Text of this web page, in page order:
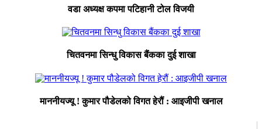
वडा अध्यक्ष कपमा पटिहानी टोल विजयी
चितवनमा सिन्धु विकास बैंकका दुई शाखा
माननीयज्यू ! कुमार पौडेलको विगत हेरौं : आइजीपी खनाल